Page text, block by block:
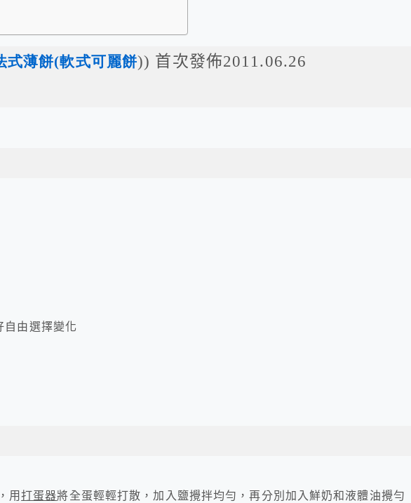
式薄餅(軟式可麗餅)) 首次發佈2011.06.26
自由選擇變化
用打蛋器將全蛋輕輕打散，加入鹽攪拌均勻，再分別加入鮮奶和液體油攪勻